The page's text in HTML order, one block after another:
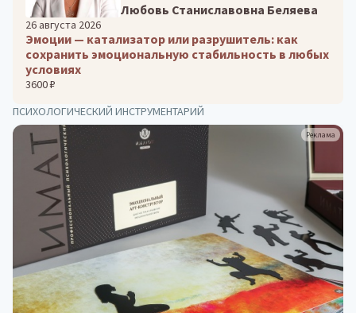
Любовь Станиславовна Беляева
26 августа 2026
Эмоции — катализатор или разрушитель: как
сохранить эмоциональную стабильность в любых
условиях
3600 ₽
ПСИХОЛОГИЧЕСКИЙ ИНСТРУМЕНТАРИЙ
Реклама